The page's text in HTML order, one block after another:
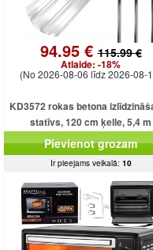
94.95 €115.99 €
Atlaide: -18%
(No 2026-08-06 līdz 2026-08-
KD3572 rokas betona
statīvs, 120 cm ķelle, 5,4 m
regulējams kāts
Pievienot grozam
Ir pieejams veikalā: 10